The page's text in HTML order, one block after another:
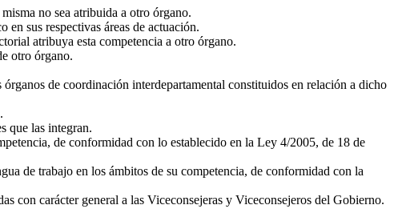
no sea atribuida a otro órgano.
en sus respectivas áreas de actuación.
atribuya esta competencia a otro órgano.
otro órgano.
de coordinación interdepartamental constituidos en relación a dicho
que las integran.
de conformidad con lo establecido en la Ley 4/2005, de 18 de
de trabajo en los ámbitos de su competencia, de conformidad con la
con carácter general a las Viceconsejeras y Viceconsejeros del Gobierno.